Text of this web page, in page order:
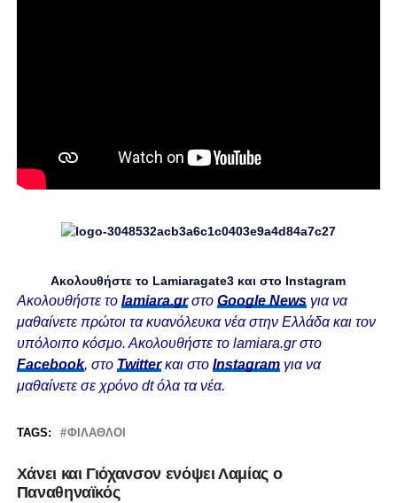
Ακολουθήστε το Lamiaragate3 και στο Instagram
Ακολουθήστε το lamiara.grστο Google Newsγια να
μαθαίνετε πρώτοι τα κυανόλευκα νέα στην Ελλάδα και τον
υπόλοιπο κόσμο. Ακολουθήστε το lamiara.gr στο
Facebook, στο Twitterκαι στο Instagram για να
μαθαίνετε σε χρόνο dt όλα τα νέα.
TAGS: ΦΊΛΑΘΛΟΙ
Χάνει και Γιόχανσον ενόψει Λαμίας ο
Παναθηναϊκός